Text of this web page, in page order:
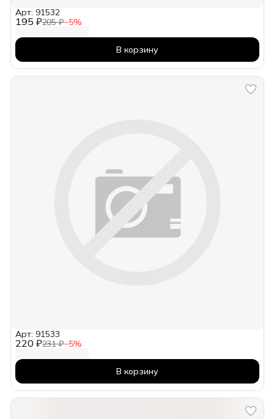
195 ₽205 ₽−5%
Арт: 91532
В корзину
220 ₽231 ₽−5%
Арт: 91533
В корзину